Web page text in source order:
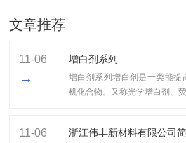
文章推荐
11-06
→
增白剂系列
增白剂系列增白剂是一类能
机化合物。又称光学增白剂、
11-06 浙江伟丰新材料有限公司